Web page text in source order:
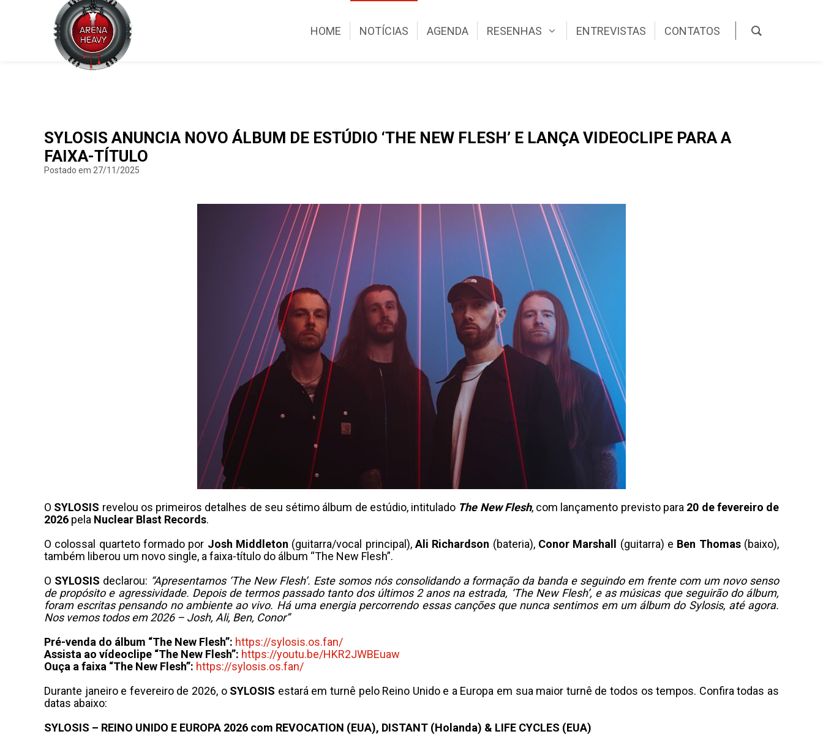
HOME NOTÍCIAS AGENDA RESENHAS ENTREVISTAS CONTATOS
SYLOSIS ANUNCIA NOVO ÁLBUM DE ESTÚDIO ‘THE NEW FLESH’ E LANÇA VIDEOCLIPE PARA A
FAIXA-TÍTULO
Postado em 27/11/2025
O SYLOSIS revelou os primeiros detalhes de seu sétimo álbum de estúdio, intitulado The New Flesh, com lançamento previsto para 20 de fevereiro de
2026 pela Nuclear Blast Records.
O colossal quarteto formado por Josh Middleton (guitarra/vocal principal),Ali Richardson (bateria), Conor Marshall (guitarra) e Ben Thomas(baixo),
também liberou um novo single, a faixa-título do álbum “The New Flesh”.
O SYLOSIS declarou: “Apresentamos ‘The New Flesh’. Este somos nós consolidando a formação da banda e seguindo em frente com um novo senso
de propósito e agressividade. Depois de termos passado tanto dos últimos 2 anos na estrada, ‘The New Flesh’, e as músicas que seguirão do álbum,
foram escritas pensando no ambiente ao vivo. Há uma energia percorrendo essas canções que nunca sentimos em um álbum do Sylosis, até agora.
Nos vemos todos em 2026 – Josh, Ali, Ben, Conor”
Pré-venda do álbum “The New Flesh”: https://sylosis.os.fan/
Assista ao vídeoclipe “The New Flesh”: https://youtu.be/HKR2JWBEuaw
Ouça a faixa “The New Flesh”: https://sylosis.os.fan/
Durante janeiro e fevereiro de 2026, o SYLOSIS estará em turnê pelo Reino Unido e a Europa em sua maior turnê de todos os tempos. Confira todas as
datas abaixo:
SYLOSIS – REINO UNIDO E EUROPA 2026 com REVOCATION (EUA), DISTANT (Holanda) & LIFE CYCLES (EUA)